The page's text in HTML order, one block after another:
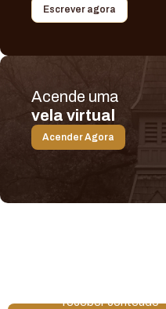
Escrever agora
Acende uma
vela virtual
Acender Agora
receber conteúdo